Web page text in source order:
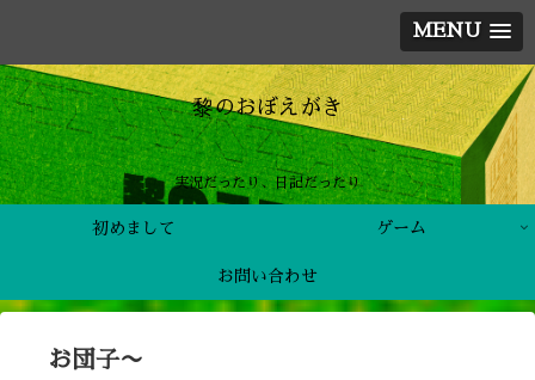
MENU
黎のおぼえがき
実況だったり、日記だったり
初めまして ゲーム
お問い合わせ
お団子〜